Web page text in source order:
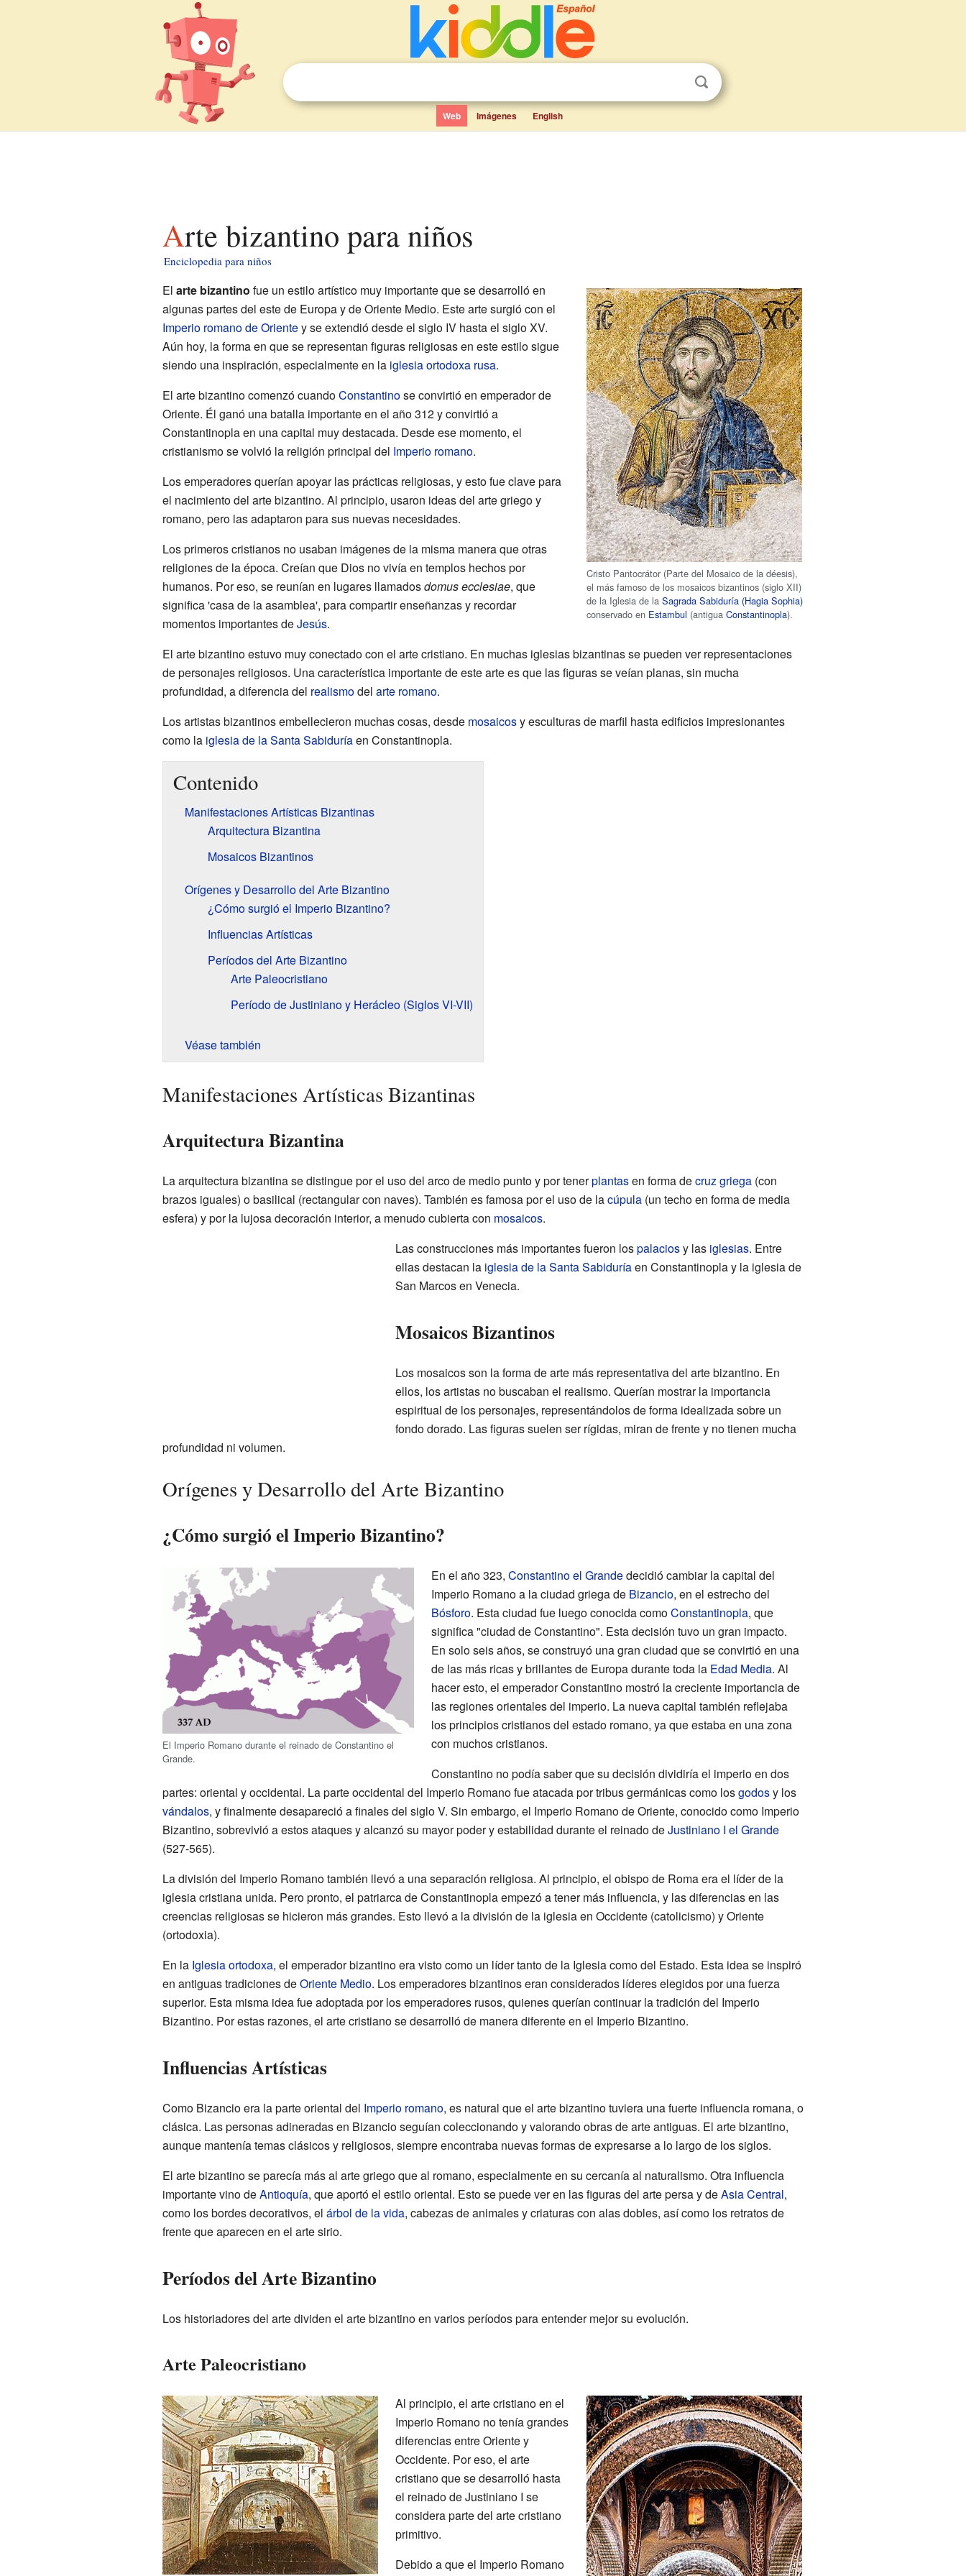
Web Imágenes English
Arte bizantino para niños
Enciclopedia para niños
Cristo Pantocrátor (Parte del Mosaico de la déesis),
el más famoso de los mosaicos bizantinos (siglo XII)
de la Iglesia de laSagrada Sabiduría (Hagia Sophia)
conservado en Estambul (antiguaConstantinopla).
El arte bizantino fue un estilo artístico muy importante que se desarrolló en
algunas partes del este de Europa y de Oriente Medio. Este arte surgió con el
Imperio romano de Orientey se extendió desde el siglo IV hasta el siglo XV.
Aún hoy, la forma en que se representan figuras religiosas en este estilo sigue
siendo una inspiración, especialmente en la iglesia ortodoxa rusa.
El arte bizantino comenzó cuandoConstantinose convirtió en emperador de
Oriente. Él ganó una batalla importante en el año 312 y convirtió a
Constantinopla en una capital muy destacada. Desde ese momento, el
cristianismo se volvió la religión principal del Imperio romano.
Los emperadores querían apoyar las prácticas religiosas, y esto fue clave para
el nacimiento del arte bizantino. Al principio, usaron ideas del arte griego y
romano, pero las adaptaron para sus nuevas necesidades.
Los primeros cristianos no usaban imágenes de la misma manera que otras
religiones de la época. Creían que Dios no vivía en templos hechos por
humanos. Por eso, se reunían en lugares llamadosdomus ecclesiae, que
significa 'casa de la asamblea', para compartir enseñanzas y recordar
momentos importantes deJesús.
El arte bizantino estuvo muy conectado con el arte cristiano. En muchas iglesias bizantinas se pueden ver representaciones
de personajes religiosos. Una característica importante de este arte es que las figuras se veían planas, sin mucha
profundidad, a diferencia del realismodel arte romano.
Los artistas bizantinos embellecieron muchas cosas, desde mosaicosy esculturas de marfil hasta edificios impresionantes
como la iglesia de la Santa Sabiduríaen Constantinopla.
Contenido
Manifestaciones Artísticas Bizantinas
Arquitectura Bizantina
Mosaicos Bizantinos
Orígenes y Desarrollo del Arte Bizantino
¿Cómo surgió el Imperio Bizantino?
Influencias Artísticas
Períodos del Arte Bizantino
Arte Paleocristiano
Período de Justiniano y Herácleo (Siglos VI-VII)
Véase también
Manifestaciones Artísticas Bizantinas
Arquitectura Bizantina
La arquitectura bizantina se distingue por el uso del arco de medio punto y por tenerplantasen forma decruz griega(con
brazos iguales) o basilical (rectangular con naves). También es famosa por el uso de lacúpula(un techo en forma de media
esfera) y por la lujosa decoración interior, a menudo cubierta con mosaicos.
Las construcciones más importantes fueron lospalaciosy las iglesias. Entre
ellas destacan la iglesia de la Santa Sabiduríaen Constantinopla y la iglesia de
San Marcos en Venecia.
Mosaicos Bizantinos
Los mosaicos son la forma de arte más representativa del arte bizantino. En
ellos, los artistas no buscaban el realismo. Querían mostrar la importancia
espiritual de los personajes, representándolos de forma idealizada sobre un
fondo dorado. Las figuras suelen ser rígidas, miran de frente y no tienen mucha
profundidad ni volumen.
Orígenes y Desarrollo del Arte Bizantino
¿Cómo surgió el Imperio Bizantino?
El Imperio Romano durante el reinado de Constantino el
Grande.
En el año 323, Constantino el Grandedecidió cambiar la capital del
Imperio Romano a la ciudad griega de Bizancio, en el estrecho del
Bósforo. Esta ciudad fue luego conocida comoConstantinopla, que
significa "ciudad de Constantino". Esta decisión tuvo un gran impacto.
En solo seis años, se construyó una gran ciudad que se convirtió en una
de las más ricas y brillantes de Europa durante toda la Edad Media. Al
hacer esto, el emperador Constantino mostró la creciente importancia de
las regiones orientales del imperio. La nueva capital también reflejaba
los principios cristianos del estado romano, ya que estaba en una zona
con muchos cristianos.
Constantino no podía saber que su decisión dividiría el imperio en dos
partes: oriental y occidental. La parte occidental del Imperio Romano fue atacada por tribus germánicas como losgodosy los
vándalos, y finalmente desapareció a finales del siglo V. Sin embargo, el Imperio Romano de Oriente, conocido como Imperio
Bizantino, sobrevivió a estos ataques y alcanzó su mayor poder y estabilidad durante el reinado deJustiniano I el Grande
(527-565).
La división del Imperio Romano también llevó a una separación religiosa. Al principio, el obispo de Roma era el líder de la
iglesia cristiana unida. Pero pronto, el patriarca de Constantinopla empezó a tener más influencia, y las diferencias en las
creencias religiosas se hicieron más grandes. Esto llevó a la división de la iglesia en Occidente (catolicismo) y Oriente
(ortodoxia).
En la Iglesia ortodoxa, el emperador bizantino era visto como un líder tanto de la Iglesia como del Estado. Esta idea se inspiró
en antiguas tradiciones deOriente Medio. Los emperadores bizantinos eran considerados líderes elegidos por una fuerza
superior. Esta misma idea fue adoptada por los emperadores rusos, quienes querían continuar la tradición del Imperio
Bizantino. Por estas razones, el arte cristiano se desarrolló de manera diferente en el Imperio Bizantino.
Influencias Artísticas
Como Bizancio era la parte oriental del Imperio romano, es natural que el arte bizantino tuviera una fuerte influencia romana, o
clásica. Las personas adineradas en Bizancio seguían coleccionando y valorando obras de arte antiguas. El arte bizantino,
aunque mantenía temas clásicos y religiosos, siempre encontraba nuevas formas de expresarse a lo largo de los siglos.
El arte bizantino se parecía más al arte griego que al romano, especialmente en su cercanía al naturalismo. Otra influencia
importante vino deAntioquía, que aportó el estilo oriental. Esto se puede ver en las figuras del arte persa y deAsia Central,
como los bordes decorativos, el árbol de la vida, cabezas de animales y criaturas con alas dobles, así como los retratos de
frente que aparecen en el arte sirio.
Períodos del Arte Bizantino
Los historiadores del arte dividen el arte bizantino en varios períodos para entender mejor su evolución.
Arte Paleocristiano
Al principio, el arte cristiano en el
Imperio Romano no tenía grandes
diferencias entre Oriente y
Occidente. Por eso, el arte
cristiano que se desarrolló hasta
el reinado de Justiniano I se
considera parte del arte cristiano
primitivo.
Debido a que el Imperio Romano